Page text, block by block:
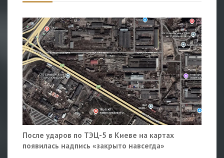
После ударов по ТЭЦ-5 в Киеве на картах
появилась надпись «закрыто навсегда»